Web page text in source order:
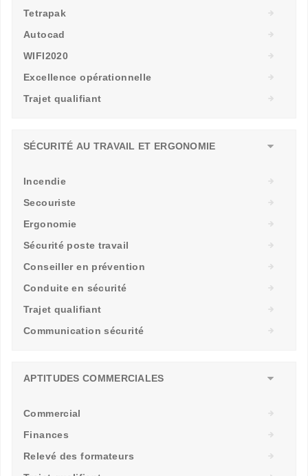
Tetrapak
Autocad
WIFI2020
Excellence opérationnelle
Trajet qualifiant
SÉCURITÉ AU TRAVAIL ET ERGONOMIE
Incendie
Secouriste
Ergonomie
Sécurité poste travail
Conseiller en prévention
Conduite en sécurité
Trajet qualifiant
Communication sécurité
APTITUDES COMMERCIALES
Commercial
Finances
Relevé des formateurs